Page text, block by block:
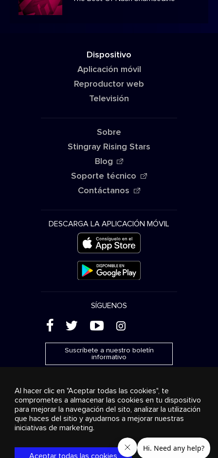
Dispositivo
Aplicación móvil
Reproductor web
Televisión
Sobre
Stingray Rising Stars
Blog
Soporte técnico
Contáctanos
DESCARGA LA APLICACIÓN MÓVIL
SÍGUENOS
( ' + &
Suscríbete a nuestro boletín
informativo
Publicidad Transmisión y distribución
Productos de
consumo
Soluciones empresariales Radio
Sobre
nosotros
© 2018-2025 Stingray Group Inc. Todos los derechos
reservados. STINGRAY®, STINGRAY® MUSIC y otras marcas y
Al hacer clic en "Aceptar todas las cookies", te
comprometes a almacenar las cookies en tu dispositivo
para mejorar la navegación del sito, analizar la utilización
que haces del sitio y ayudarnos a mejorar nuestras
iniciativas de marketing.
Aceptar todas las cookies